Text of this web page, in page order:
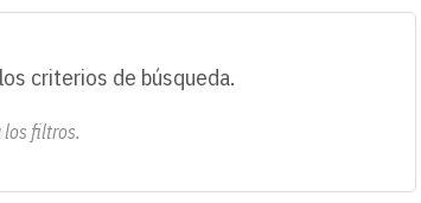
criterios de búsqueda.
los filtros.